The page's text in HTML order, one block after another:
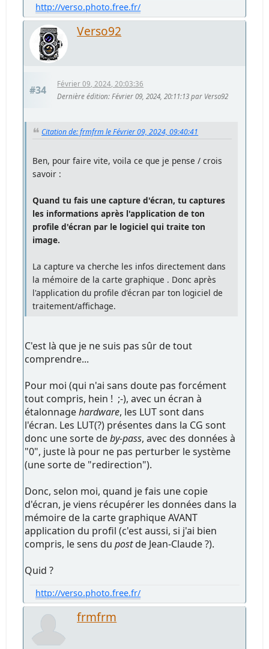
http://verso.photo.free.fr/
Verso92
#34
Février 09, 2024, 20:03:36
Dernière édition: Février 09, 2024, 20:11:13 par Verso92
Citation de: frmfrm le Février 09, 2024, 09:40:41
Ben, pour faire vite, voila ce que je pense / crois
savoir :
Quand tu fais une capture d'écran, tu captures
les informations après l'application de ton
profile d'écran par le logiciel qui traite ton
image.
La capture va cherche les infos directement dans
la mémoire de la carte graphique . Donc après
l'application du profile d'écran par ton logiciel de
traitement/affichage.
C'est là que je ne suis pas sûr de tout
comprendre...
Pour moi (qui n'ai sans doute pas forcément
tout compris, hein ! ;-), avec un écran à
étalonnagehardware, les LUT sont dans
l'écran. Les LUT(?) présentes dans la CG sont
donc une sorte deby-pass, avec des données à
"0", juste là pour ne pas perturber le système
(une sorte de "redirection").
Donc, selon moi, quand je fais une copie
d'écran, je viens récupérer les données dans la
mémoire de la carte graphique AVANT
application du profil (c'est aussi, si j'ai bien
compris, le sens dupostde Jean-Claude ?).
Quid ?
http://verso.photo.free.fr/
frmfrm